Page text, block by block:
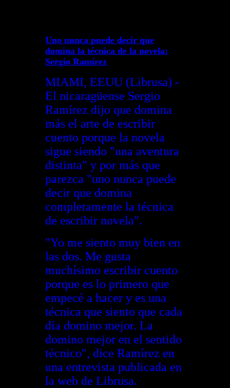
Uno nunca puede decir que
domina la técnica de la novela:
Sergio Ramírez
MIAMI, EEUU (Librusa) -
El nicaragüense Sergio
Ramírez dijo que domina
más el arte de escribir
cuento porque la novela
sigue siendo "una aventura
distinta" y por más que
parezca "uno nunca puede
decir que domina
completamente la técnica
de escribir novela".
"Yo me siento muy bien en
las dos. Me gusta
muchísimo escribir cuento
porque es lo primero que
empecé a hacer y es una
técnica que siento que cada
día domino mejor. La
domino mejor en el sentido
técnico", dice Ramírez en
una entrevista publicada en
la web de Librusa.